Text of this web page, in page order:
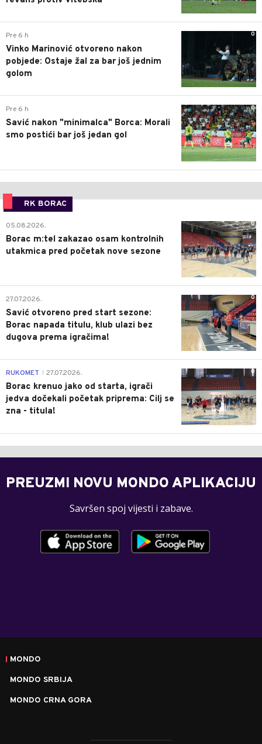
0
Pre 6 h
Vinko Marinović otvoreno nakon
pobjede: Ostaje žal za bar još jednim
golom
0
Pre 6 h
Savić nakon "minimalca" Borca: Morali
smo postići bar još jedan gol
RK BORAC
0
05.08.2026.
Borac m:tel zakazao osam kontrolnih
utakmica pred početak nove sezone
0
27.07.2026.
Savić otvoreno pred start sezone:
Borac napada titulu, klub ulazi bez
dugova prema igračima!
0
RUKOMET 27.07.2026.
Borac krenuo jako od starta, igrači
jedva dočekali početak priprema: Cilj se
zna - titula!
PREUZMI NOVU MONDO APLIKACIJU
Savršen spoj vijesti i zabave.
MONDO
MONDO SRBIJA
MONDO CRNA GORA